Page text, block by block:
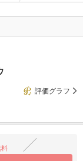
評価グラフ
料